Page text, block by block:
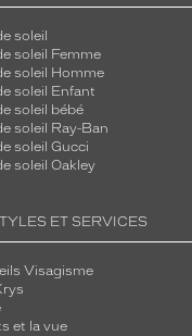
soleil
soleil Femme
soleil Homme
soleil Enfant
soleil bébé
soleil Ray-Ban
soleil Gucci
soleil Oakley
ET SERVICES
Visagisme
et la vue